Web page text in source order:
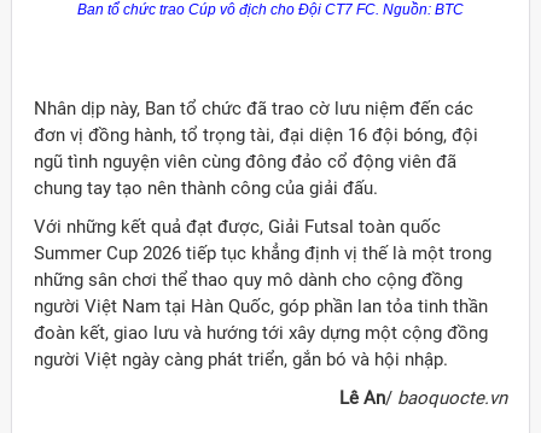
Ban tổ chức trao Cúp vô địch cho Đội CT7 FC. Nguồn: BTC
Nhân dịp này, Ban tổ chức đã trao cờ lưu niệm đến các
đơn vị đồng hành, tổ trọng tài, đại diện 16 đội bóng, đội
ngũ tình nguyện viên cùng đông đảo cổ động viên đã
chung tay tạo nên thành công của giải đấu.
Với những kết quả đạt được, Giải Futsal toàn quốc
Summer Cup 2026 tiếp tục khẳng định vị thế là một trong
những sân chơi thể thao quy mô dành cho cộng đồng
người Việt Nam tại Hàn Quốc, góp phần lan tỏa tinh thần
đoàn kết, giao lưu và hướng tới xây dựng một cộng đồng
người Việt ngày càng phát triển, gắn bó và hội nhập.
Lê An/ baoquocte.vn